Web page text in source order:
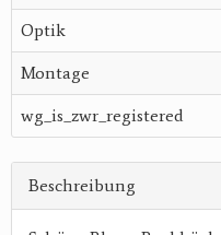
Optik
Montage
wg_is_zwr_registered
Beschreibung